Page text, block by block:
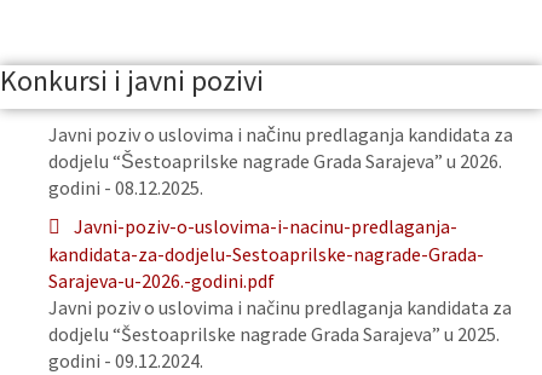
Konkursi i javni pozivi
Javni poziv o uslovima i načinu predlaganja kandidata za
dodjelu “Šestoaprilske nagrade Grada Sarajeva” u 2026.
godini - 08.12.2025.
Javni-poziv-o-uslovima-i-nacinu-predlaganja-
kandidata-za-dodjelu-Sestoaprilske-nagrade-Grada-
Sarajeva-u-2026.-godini.pdf
Javni poziv o uslovima i načinu predlaganja kandidata za
dodjelu “Šestoaprilske nagrade Grada Sarajeva” u 2025.
godini - 09.12.2024.